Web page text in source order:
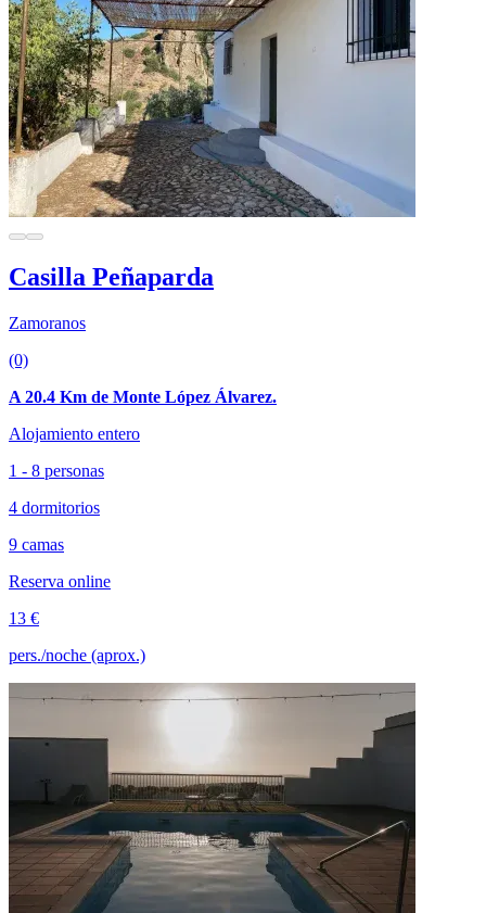
Casilla Peñaparda
Zamoranos
(0)
A 20.4 Km de Monte López Álvarez.
Alojamiento entero
1 - 8 personas
4 dormitorios
9 camas
Reserva online
13 €
pers./noche (aprox.)